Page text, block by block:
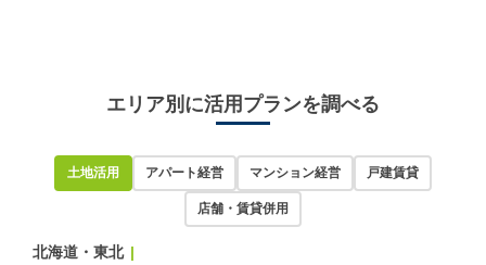
エリア別に活用プランを調べる
土地活用 アパート経営 マンション経営 戸建賃貸
店舗・賃貸併用
北海道・東北